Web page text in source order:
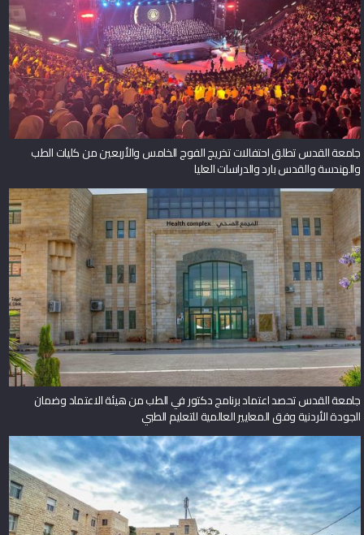
جامعة القدس تطلق احتفالات تخريج الفوج الخامس والأربعين من كليات الطب
والهندسة والقدس بارد والدراسات العليا
جامعة القدس تحصد اعتماد برنامج دكتور في الطب من هيئة الاعتماد وضمان
الجودة الأردنية وفق المعايير العالمية للتعليم الطبي